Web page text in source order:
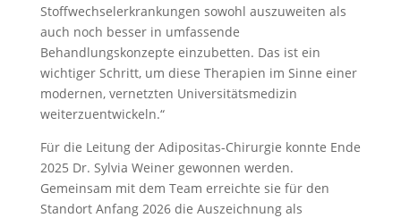
Stoffwechselerkrankungen sowohl auszuweiten als
auch noch besser in umfassende
Behandlungskonzepte einzubetten. Das ist ein
wichtiger Schritt, um diese Therapien im Sinne einer
modernen, vernetzten Universitätsmedizin
weiterzuentwickeln.“
Für die Leitung der Adipositas-Chirurgie konnte Ende
2025 Dr. Sylvia Weiner gewonnen werden.
Gemeinsam mit dem Team erreichte sie für den
Standort Anfang 2026 die Auszeichnung als